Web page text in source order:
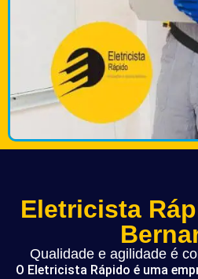
Eletricista
Qualidade e agilidade é
O Eletricista Rápido é uma